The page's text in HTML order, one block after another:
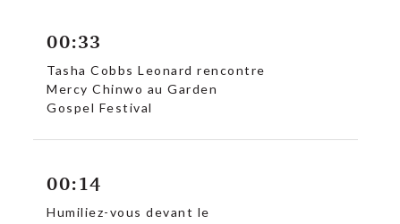
00:33
Tasha Cobbs Leonard rencontre
Mercy Chinwo au Garden
Gospel Festival
00:14
Humiliez-vous devant le